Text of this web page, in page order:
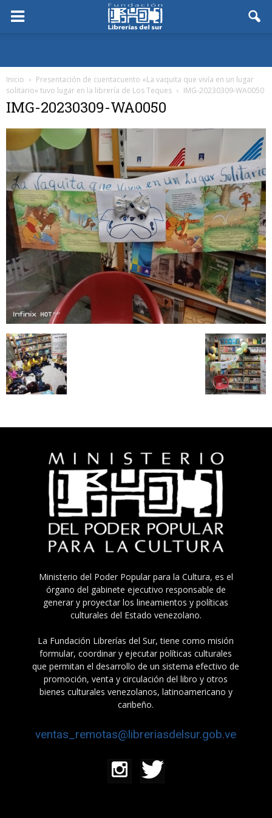
Inicio
Presentación de cuentacuento «La vaquita que vivía en un lugar
solitario» tuvo lugar en la librería de Los Teques
IMG-20230309-WA0050
IMG-20230309-WA0050
Ministerio del Poder Popular para la Cultura, es el
órgano del gabinete ejecutivo responsable de
generar y proyectar los lineamientos y políticas
culturales del Estado venezolano.
La Fundación Librerías del Sur, tiene como misión
formular, coordinar y ejecutar políticas culturales
que permitan el desarrollo de un sistema efectivo de
promoción, venta y circulación del libro y otros
bienes culturales venezolanos, latinoamericano y
caribeño.
ventas_remotas@libreriasdelsur.gob.ve